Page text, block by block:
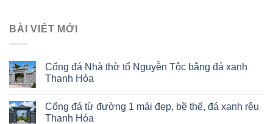
BÀI VIẾT MỚI
Cổng đá Nhà thờ tổ Nguyễn Tộc bằng đá xanh
Thanh Hóa
Cổng đá từ đường 1 mái đẹp, bề thế, đá xanh rêu
Thanh Hóa